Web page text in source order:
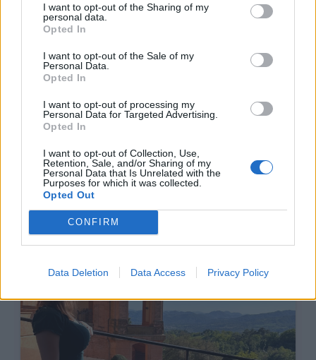
I want to opt-out of the Sharing of my
personal data.
Opted In
I want to opt-out of the Sale of my
Personal Data.
Opted In
I want to opt-out of processing my
Personal Data for Targeted Advertising.
Opted In
I want to opt-out of Collection, Use,
Retention, Sale, and/or Sharing of my
Personal Data that Is Unrelated with the
Purposes for which it was collected.
Opted Out
CONFIRM
Data Deletion Data Access Privacy Policy
:)
Super přirozená, milá myš
1album